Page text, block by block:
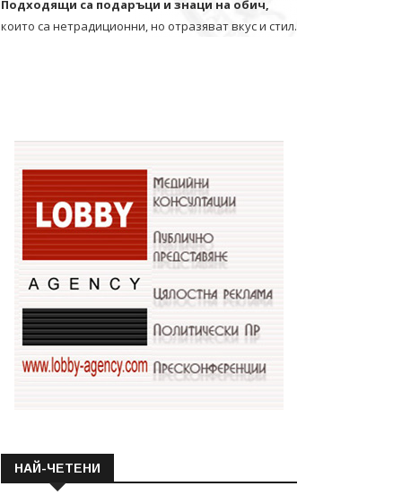
Подходящи са подаръци и знаци на обич,
които са нетрадиционни, но отразяват вкус и стил.
НАЙ-ЧЕТЕНИ